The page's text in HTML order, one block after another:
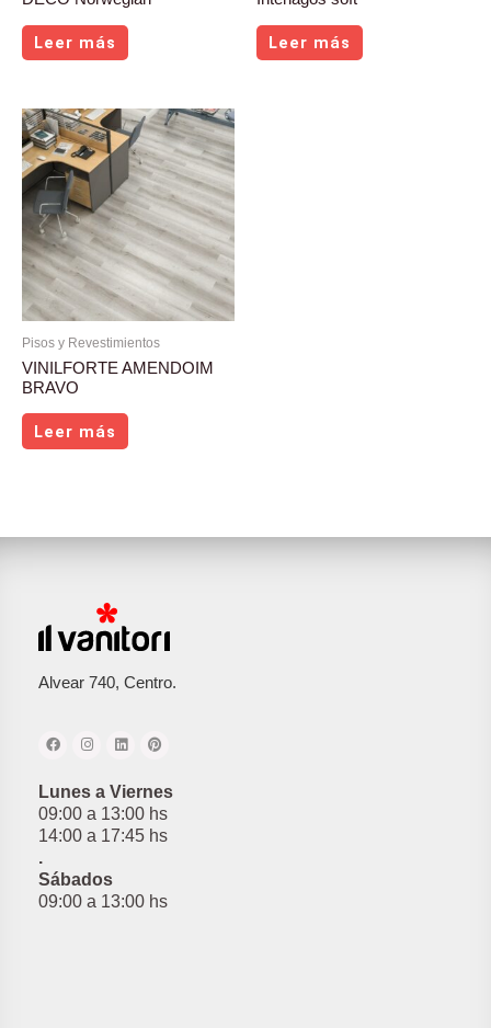
Leer más Leer más
Pisos y Revestimientos
VINILFORTE AMENDOIM
BRAVO
Leer más
Alvear 740, Centro.
Lunes a Viernes
09:00 a 13:00 hs
14:00 a 17:45 hs
.
Sábados
09:00 a 13:00 hs